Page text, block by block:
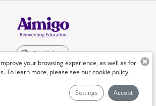
your browsing experience, as well as for
To learn more, please see ourcookie policy.
Settings Accept
English
©Aimigo 2026